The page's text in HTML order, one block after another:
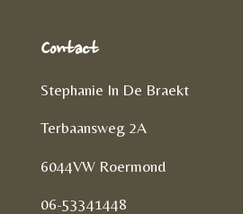
Contact
Stephanie In De Braekt
Terbaansweg 2A
6044VW Roermond
06-53341448